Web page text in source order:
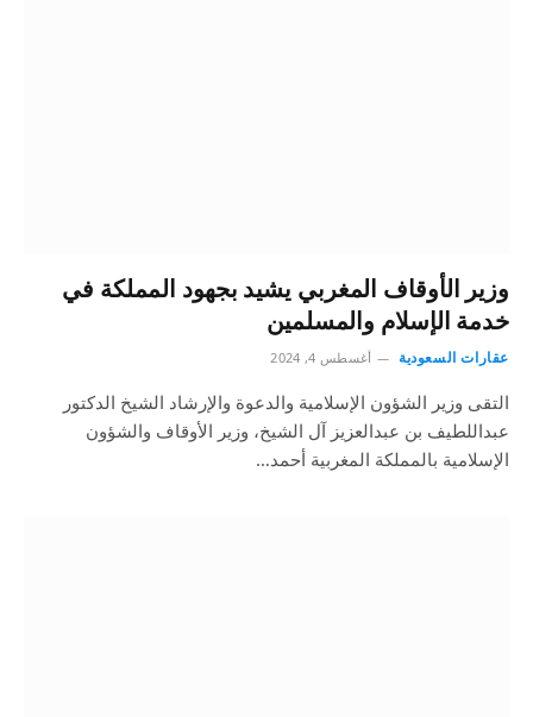
وزير الأوقاف المغربي يشيد بجهود المملكة في
خدمة الإسلام والمسلمين
عقارات السعودية أغسطس 4, 2024
التقى وزير الشؤون الإسلامية والدعوة والإرشاد الشيخ الدكتور
عبداللطيف بن عبدالعزيز آل الشيخ، وزير الأوقاف والشؤون
الإسلامية بالمملكة المغربية أحمد…